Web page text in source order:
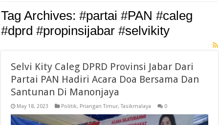
Tag Archives:#partai #PAN #caleg
#dprd #propinsijabar #selvikity
Selvi Kity Caleg DPRD Provinsi Jabar Dari
Partai PAN Hadiri Acara Doa Bersama Dan
Santunan Di Manonjaya
May 18, 2023 Politik, Priangan Timur,Tasikmalaya 0